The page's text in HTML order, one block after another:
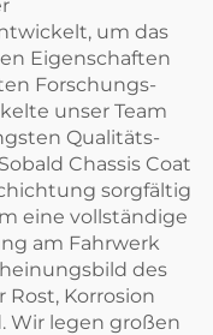
um das
Eigenschaften
Forschungs-
unser Team
Qualitäts-
Chassis Coat
sorgfältig
eine vollständige
am Fahrwerk
des
Rost, Korrosion
Wir legen großen